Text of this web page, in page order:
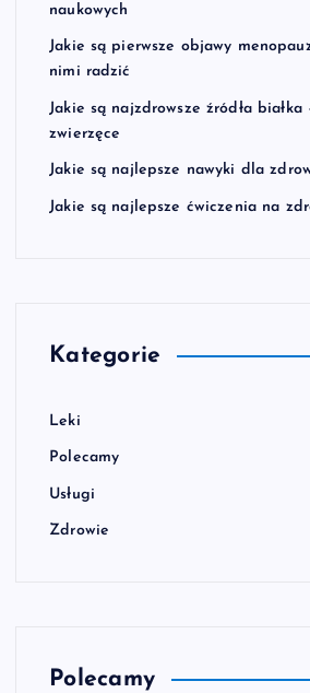
naukowych
Jakie są pierwsze objawy
nimi radzić
Jakie są najzdrowsze źródła
zwierzęce
Jakie są najlepsze nawyki dla
Jakie są najlepsze ćwiczenia na
Kategorie
Leki
Polecamy
Usługi
Zdrowie
Polecamy